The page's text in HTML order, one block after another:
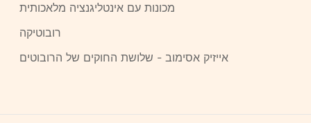
מכונות עם אינטליגנציה מלאכותית
רובוטיקה
אייזיק אסימוב - שלושת החוקים של הרובוטים